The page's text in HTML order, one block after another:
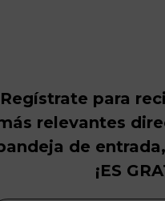
Regístrate para
relevantes
de
¡ES